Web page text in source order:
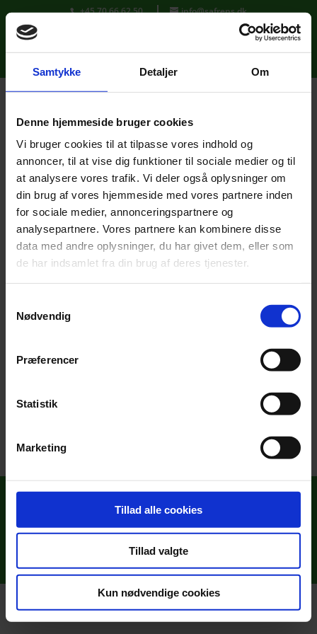
Samtykke Detaljer Om
Denne hjemmeside bruger cookies
Vi bruger cookies til at tilpasse vores indhold og
annoncer, til at vise dig funktioner til sociale medier og til
at analysere vores trafik. Vi deler også oplysninger om
din brug af vores hjemmeside med vores partnere inden
for sociale medier, annonceringspartnere og
analysepartnere. Vores partnere kan kombinere disse
data med andre oplysninger, du har givet dem, eller som
de har indsamlet fra din brug af deres tjenester.
Nødvendig
Præferencer
Statistik
Marketing
Tillad alle cookies
Tillad valgte
Kun nødvendige cookies
+45 70 66 62 50 info@safrens.dk
Peter Jørgensen
Som at få et nyt hus
COOKIE- & PRIVATLIVSPOLITIK
COVID-19 RETNINGSLINJER
© Copyright 2023 |Sydjysk Alge & Fliserens
rettigheder forbeholdes! | Webdesign:TridentMedia